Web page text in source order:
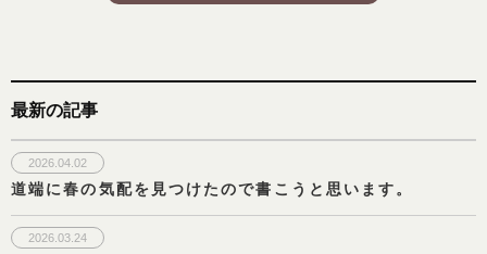
最新の記事
2026.04.02
道端に春の気配を見つけたので書こうと思います。
2026.03.24